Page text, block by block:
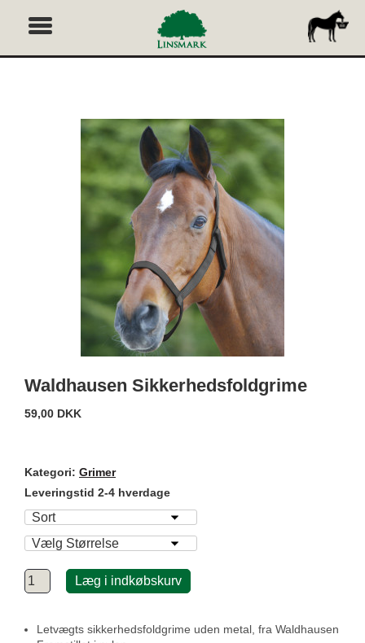
Waldhausen Sikkerhedsfoldgrime
59,00 DKK
Kategori: Grimer
Leveringstid 2-4 hverdage
Læg i indkøbskurv
Letvægts sikkerhedsfoldgrime uden metal, fra Waldhausen